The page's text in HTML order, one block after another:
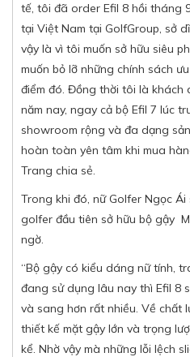
tế, tôi đã order Efil 8 hồi tháng
tại Việt Nam tại GolfGroup, sở
vậy là vì tôi muốn sở hữu siêu
muốn bỏ lỡ những chính sách
điểm đó. Đồng thời tôi là khách
năm nay, ngay cả bộ Efil 7 lúc
showroom rộng và đa dạng
hoàn toàn yên tâm khi mua
Trang chia sẻ.
Trong khi đó, nữ Golfer Ngọc
golfer đầu tiên sở hữu bộ gậy
ngờ.
“Bộ gậy có kiểu dáng nữ tính,
đang sử dụng lâu nay thì Efil 8
và sang hơn rất nhiều. Về chất
thiết kế mặt gậy lớn và trọng
kể. Nhờ vậy mà những lỗi lệch